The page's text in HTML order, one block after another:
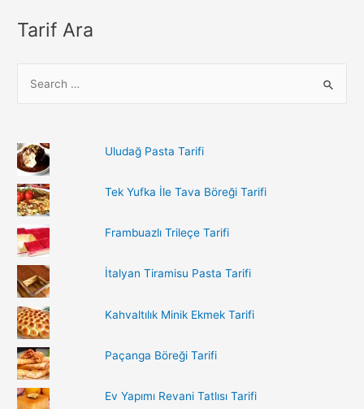
Tarif Ara
c
h
f
o
r
:
Uludağ Pasta Tarifi
Tek Yufka İle Tava Böreği Tarifi
Frambuazlı Trileçe Tarifi
İtalyan Tiramisu Pasta Tarifi
Kahvaltılık Minik Ekmek Tarifi
Paçanga Böreği Tarifi
Ev Yapımı Revani Tatlısı Tarifi